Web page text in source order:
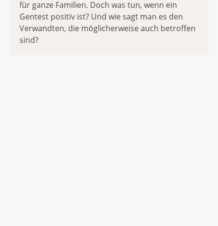
für ganze Familien. Doch was tun, wenn ein
Gentest positiv ist? Und wie sagt man es den
Verwandten, die möglicherweise auch betroffen
sind?